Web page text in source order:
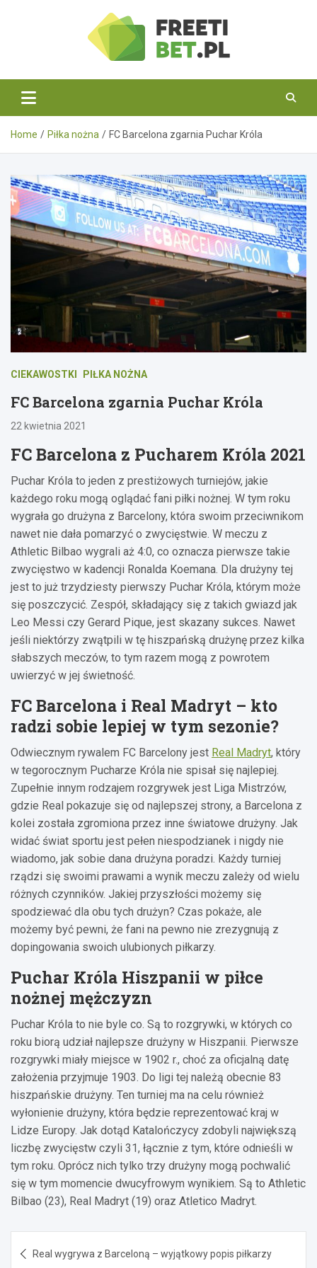
Freetibet.pl
Home Piłka nożna FC Barcelona zgarnia Puchar Króla
CIEKAWOSTKI PIŁKA NOŻNA
FC Barcelona zgarnia Puchar Króla
22 kwietnia 2021
FC Barcelona z Pucharem Króla 2021
Puchar Króla to jeden z prestiżowych turniejów, jakie
każdego roku mogą oglądać fani piłki nożnej. W tym roku
wygrała go drużyna z Barcelony, która swoim przeciwnikom
nawet nie dała pomarzyć o zwycięstwie. W meczu z
Athletic Bilbao wygrali aż 4:0, co oznacza pierwsze takie
zwycięstwo w kadencji Ronalda Koemana. Dla drużyny tej
jest to już trzydziesty pierwszy Puchar Króla, którym może
się poszczycić. Zespół, składający się z takich gwiazd jak
Leo Messi czy Gerard Pique, jest skazany sukces. Nawet
jeśli niektórzy zwątpili w tę hiszpańską drużynę przez kilka
słabszych meczów, to tym razem mogą z powrotem
uwierzyć w jej świetność.
FC Barcelona i Real Madryt – kto
radzi sobie lepiej w tym sezonie?
Odwiecznym rywalem FC Barcelony jest Real Madryt, który
w tegorocznym Pucharze Króla nie spisał się najlepiej.
Zupełnie innym rodzajem rozgrywek jest Liga Mistrzów,
gdzie Real pokazuje się od najlepszej strony, a Barcelona z
kolei została zgromiona przez inne światowe drużyny. Jak
widać świat sportu jest pełen niespodzianek i nigdy nie
wiadomo, jak sobie dana drużyna poradzi. Każdy turniej
rządzi się swoimi prawami a wynik meczu zależy od wielu
różnych czynników. Jakiej przyszłości możemy się
spodziewać dla obu tych drużyn? Czas pokaże, ale
możemy być pewni, że fani na pewno nie zrezygnują z
dopingowania swoich ulubionych piłkarzy.
Puchar Króla Hiszpanii w piłce
nożnej mężczyzn
Puchar Króla to nie byle co. Są to rozgrywki, w których co
roku biorą udział najlepsze drużyny w Hiszpanii. Pierwsze
rozgrywki miały miejsce w 1902 r., choć za oficjalną datę
założenia przyjmuje 1903. Do ligi tej należą obecnie 83
hiszpańskie drużyny. Ten turniej ma na celu również
wyłonienie drużyny, która będzie reprezentować kraj w
Lidze Europy. Jak dotąd Katalończycy zdobyli największą
liczbę zwycięstw czyli 31, łącznie z tym, które odnieśli w
tym roku. Oprócz nich tylko trzy drużyny mogą pochwalić
się w tym momencie dwucyfrowym wynikiem. Są to Athletic
Bilbao (23), Real Madryt (19) oraz Atletico Madryt.
Real wygrywa z Barceloną – wyjątkowy popis piłkarzy